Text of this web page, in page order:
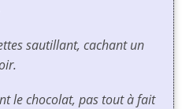
sautillant, cachant un
le chocolat, pas tout à fait